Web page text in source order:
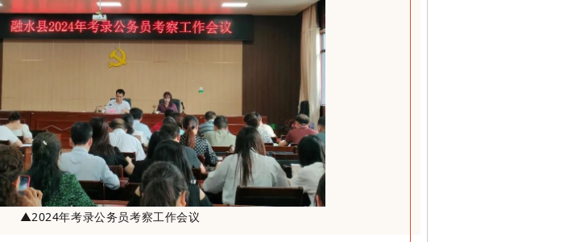
▲2024年考录公务员考察工作会议